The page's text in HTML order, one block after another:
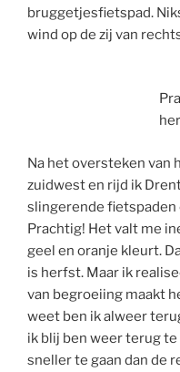
bruggetjesfietspad.
wind op de zij van
Na het oversteken van
zuidwest en rijd ik
slingerende fietspaden
Prachtig! Het valt me
geel en oranje kleurt.
is herfst. Maar ik
van begroeiing maakt
weet ben ik alweer
ik blij ben weer terug
sneller te gaan dan de